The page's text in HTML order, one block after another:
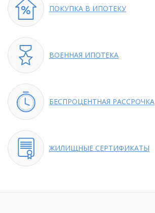
ПОКУПКА В ИПОТЕКУ
ВОЕННАЯ ИПОТЕКА
БЕСПРОЦЕНТНАЯ РАССРОЧКА
ЖИЛИЩНЫЕ СЕРТИФИКАТЫ